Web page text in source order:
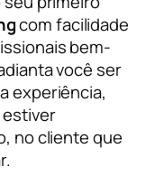
com facilidade
bem-
você ser
experiência,
no cliente que